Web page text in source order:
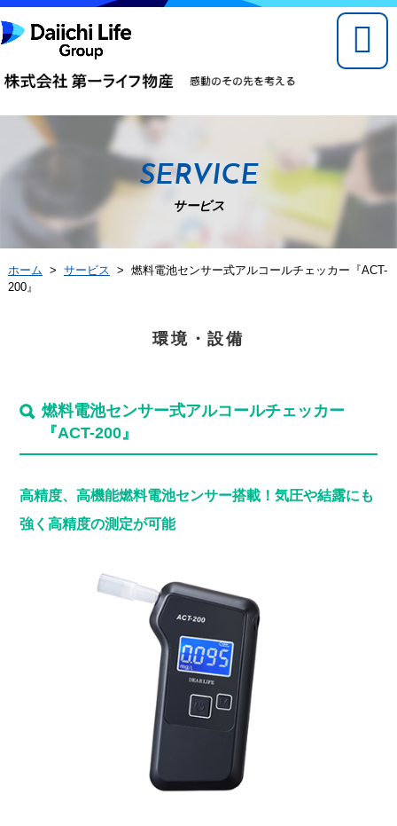
SERVICE
サービス
ホーム > サービス > 燃料電池センサー式アルコールチェッカー『ACT-
200』
環境・設備
燃料電池センサー式アルコールチェッカー
『ACT-200』
高精度、高機能燃料電池センサー搭載！気圧や結露にも
強く高精度の測定が可能